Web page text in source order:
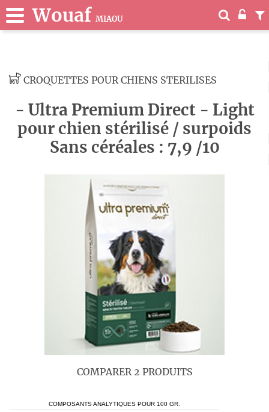
Wouaf MIAOU
CROQUETTES POUR CHIENS STERILISES
- Ultra Premium Direct - Light
pour chien stérilisé / surpoids
Sans céréales : 7,9 /10
COMPARER 2 PRODUITS
COMPOSANTS ANALYTIQUES POUR 100 GR.